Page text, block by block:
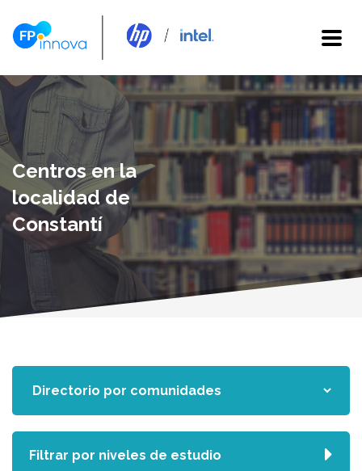
Centros en la
localidad de
Constantí
Filtrar por niveles de estudio